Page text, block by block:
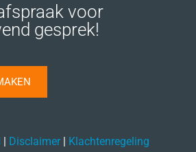
voor
gesprek!
| Disclaimer| Klachtenregeling